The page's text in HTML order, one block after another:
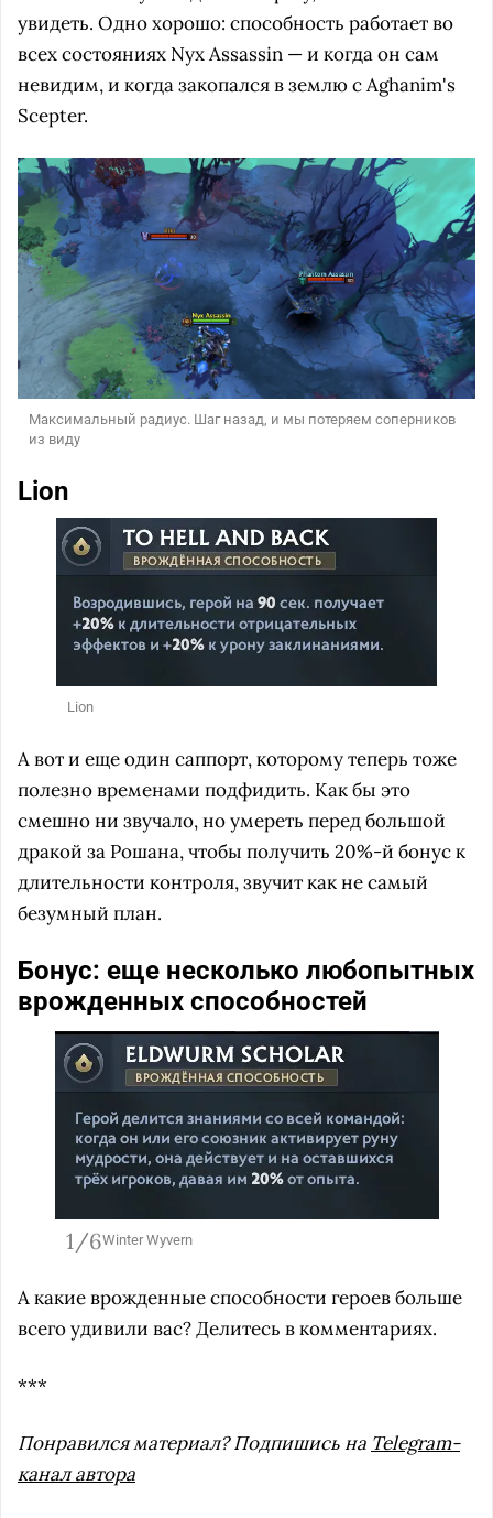
увидеть. Одно хорошо: способность работает во
всех состояниях Nyx Assassin — и когда он сам
невидим, и когда закопался в землю с Aghanim's
Scepter.
Максимальный радиус. Шаг назад, и мы потеряем соперников
из виду
Lion
Lion
А вот и еще один саппорт, которому теперь тоже
полезно временами подфидить. Как бы это
смешно ни звучало, но умереть перед большой
дракой за Рошана, чтобы получить 20%-й бонус к
длительности контроля, звучит как не самый
безумный план.
Бонус: еще несколько любопытных
врожденных способностей
1/6Winter Wyvern
А какие врожденные способности героев больше
всего удивили вас? Делитесь в комментариях.
***
Понравился материал? Подпишись на Telegram-
канал автора